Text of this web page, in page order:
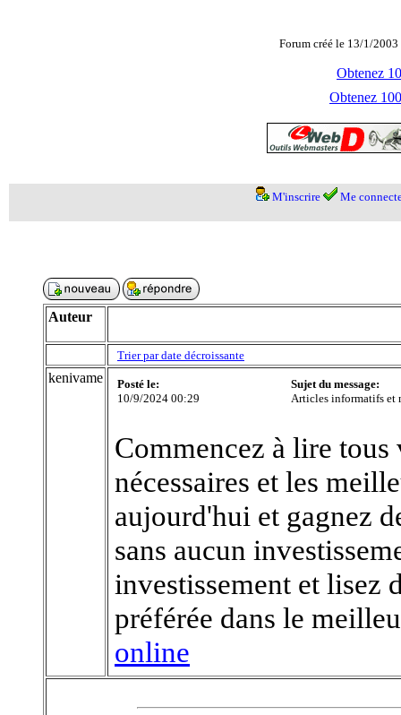
Forum créé le 13/1/
Obtenez
Obtenez
M'inscrire Me
Auteur
Trier par date décroissante
kenivame
Posté le:
10/9/2024 00:29
Sujet du message:
Articles informatifs et
Commencez à lire
nécessaires et les
aujourd'hui et gagnez
sans aucun
investissement et lisez
préférée dans le
online